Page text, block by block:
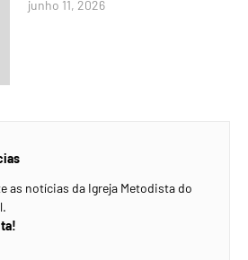
junho 11, 2026
as notícias da Igreja Metodista do